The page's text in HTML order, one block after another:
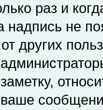
раз и
надпись не
других